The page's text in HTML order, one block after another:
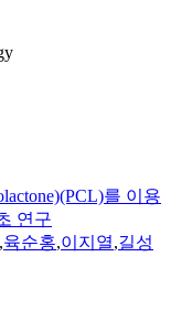
를 이용
연구
,육순홍,이지열,길성